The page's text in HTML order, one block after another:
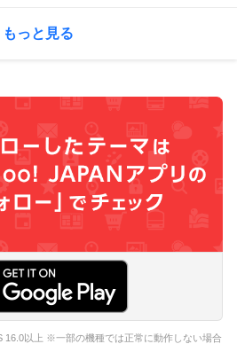
もっと見る
16.0以上 ※一部の機種では正常に動作しない場合